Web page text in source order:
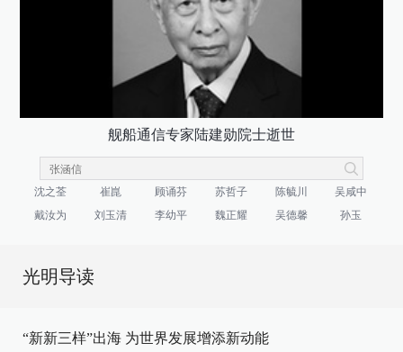
舰船通信专家陆建勋院士逝世
沈之荃 崔崑 顾诵芬 苏哲子 陈毓川
吴咸中
戴汝为
刘玉清 李幼平 魏正耀 吴德馨 孙玉
光明导读
“新新三样”出海 为世界发展增添新动能